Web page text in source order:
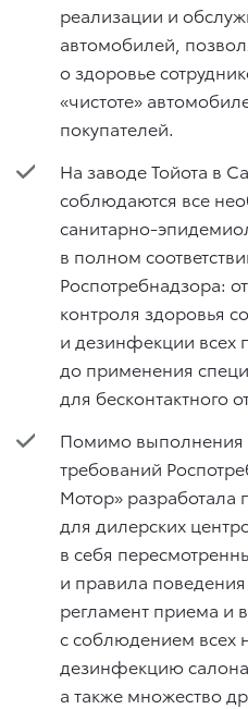
реализации и
автомобилей,
о здоровье
«чистоте»
покупателей.
На заводе Тойота в
соблюдаются все
санитарно-
в полном
Роспотребнадзора:
контроля здоровья
и дезинфекции всех
до применения
для бесконтактного
Помимо выполнения
требований
Мотор» разработала
для дилерских
в себя
и правила
регламент приема и
с соблюдением всех
дезинфекцию
а также множество